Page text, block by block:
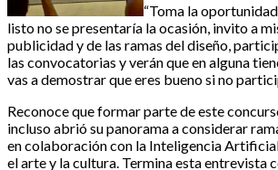
“Toma la
listo no se presentaría la ocasión, invito a
publicidad y de las ramas del diseño,
las convocatorias y verán que en alguna
vas a demostrar que eres bueno si no
Reconoce que formar parte de este
incluso abrió su panorama a considerar
en colaboración con la Inteligencia
el arte y la cultura. Termina esta entrevista